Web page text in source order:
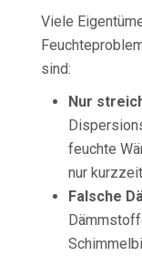
Viele
sind:
Nur
feuchte
nur
Falsche